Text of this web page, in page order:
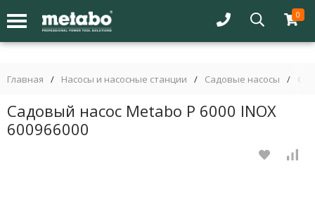
0
Главная / Насосы и насосные станции / Садовые насосы /
Садовый насос Metabo P 6000 INOX
600966000